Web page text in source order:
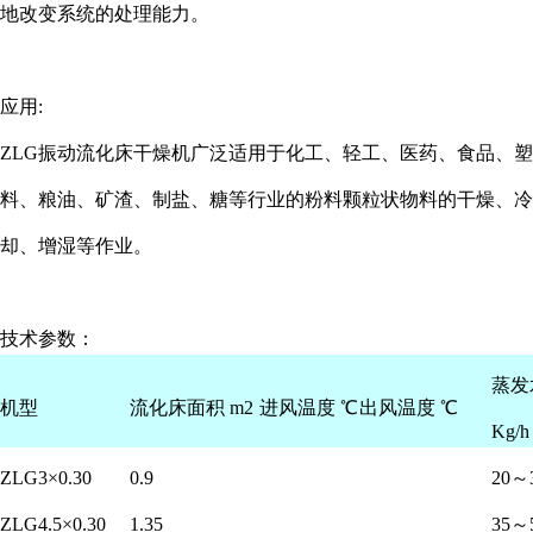
地改变系统的处理能力。
应用:
ZLG振动流化床干燥机广泛适用于化工、轻工、医药、食品、塑
料、粮油、矿渣、制盐、糖等行业的粉料颗粒状物料的干燥、冷
却、增湿等作业。
技术参数：
机型 流化床面积 m2 进风温度 ℃出风温度 ℃
蒸
Kg/h
ZLG3×0.30 0.9 20～
ZLG4.5×0.30 1.35 35～